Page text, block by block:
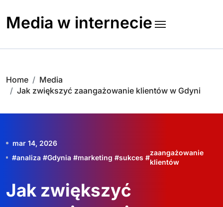
content
Media w internecie
Home
Media
Jak zwiększyć zaangażowanie klientów w Gdyni
mar 14, 2026
#analiza #Gdynia #marketing #sukces #
zaangażowanie
klientów
Jak zwiększyć